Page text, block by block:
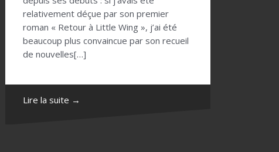
relativement déçue par son premier
roman « Retour à Little Wing », j’ai été
beaucoup plus convaincue par son recueil
de nouvelles[…]
Lire la suite →